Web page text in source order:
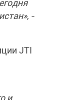
, -
JTI
и